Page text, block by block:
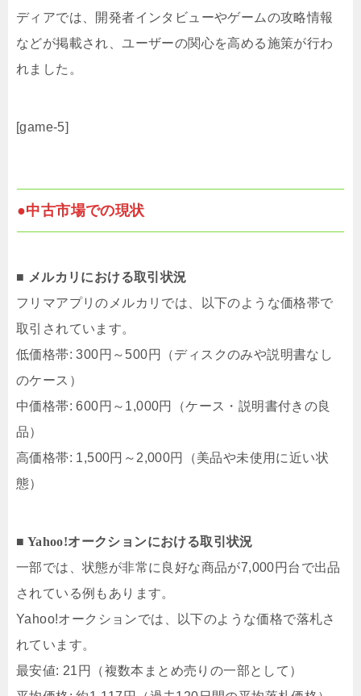
ディアでは、開発者インタビューやゲームの攻略情報
などが掲載され、ユーザーの関心を高める施策が行わ
れました。
[game-5]
●中古市場での現状
■ メルカリにおける取引状況
フリマアプリのメルカリでは、以下のような価格帯で
取引されています。​
低価格帯: 300円～500円（ディスクのみや説明書なし
のケース）
中価格帯: 600円～1,000円（ケース・説明書付きの良
品）
高価格帯: 1,500円～2,000円（美品や未使用に近い状
態）​
■ Yahoo!オークションにおける取引状況
一部では、状態が非常に良好な商品が7,000円台で出品
されている例もあります。 ​
Yahoo!オークションでは、以下のような価格で落札さ
れています。​
最安値: 21円（複数本まとめ売りの一部として）